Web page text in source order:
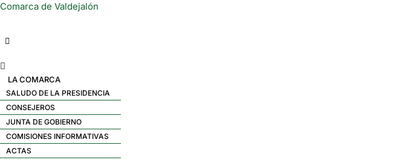
Comarca de Valdejalón
Menú
LA COMARCA
SALUDO DE LA PRESIDENCIA
CONSEJEROS
JUNTA DE GOBIERNO
COMISIONES INFORMATIVAS
ACTAS